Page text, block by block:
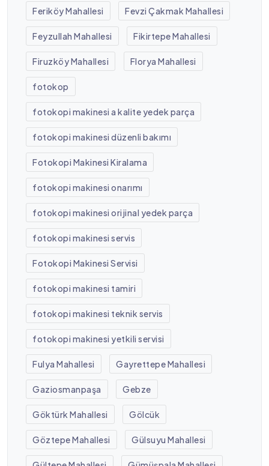
Feriköy Mahallesi Fevzi Çakmak Mahallesi
Feyzullah Mahallesi Fikirtepe Mahallesi
Firuzköy Mahallesi Florya Mahallesi
fotokop
fotokopi makinesi a kalite yedek parça
fotokopi makinesi düzenli bakımı
Fotokopi Makinesi Kiralama
fotokopi makinesi onarımı
fotokopi makinesi orijinal yedek parça
fotokopi makinesi servis
Fotokopi Makinesi Servisi
fotokopi makinesi tamiri
fotokopi makinesi teknik servis
fotokopi makinesi yetkili servisi
Fulya Mahallesi Gayrettepe Mahallesi
Gaziosmanpaşa Gebze
Göktürk Mahallesi Gölcük
Göztepe Mahallesi Gülsuyu Mahallesi